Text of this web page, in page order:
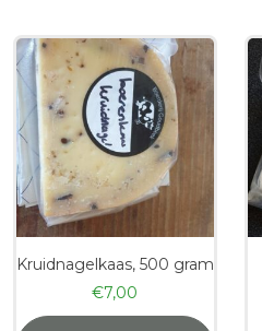
Kruidnagelkaas, 500 gram
€7,00